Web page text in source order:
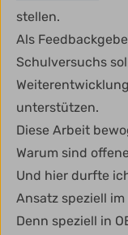
stellen.
Als
Schulversuchs
unterstützen.
Diese Arbeit
Warum sind
Und hier durfte
Ansatz speziell
Denn speziell in